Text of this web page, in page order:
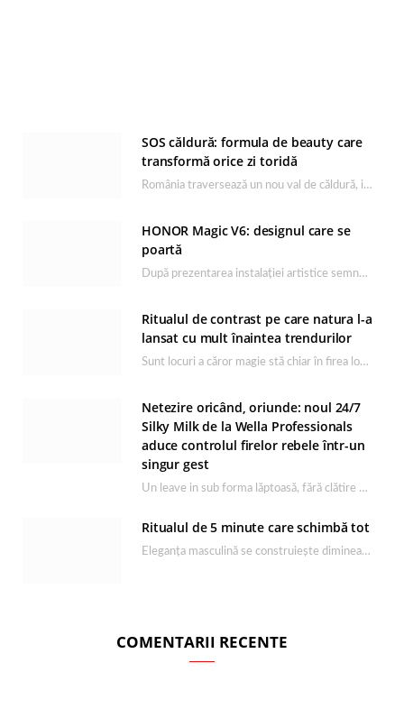
SOS căldură: formula de beauty care
transformă orice zi toridă
România traversează un nou val de căldură, iar rutina de îngrijire capătă un rol esențial…
HONOR Magic V6: designul care se
poartă
După prezentarea instalației artistice semnată de Catrinel Săbăciag în cadrul evenimentului de lansare HONOR Magic…
Ritualul de contrast pe care natura l-a
lansat cu mult înaintea trendurilor
Sunt locuri a căror magie stă chiar în firea lor naturală, iar Lacul Ursu din…
Netezire oricând, oriunde: noul 24/7
Silky Milk de la Wella Professionals
aduce controlul firelor rebele într-un
singur gest
Un leave in sub forma lăptoasă, fără clătire care completează rutina Ultimate Smooth și transformă…
Ritualul de 5 minute care schimbă tot
Eleganța masculină se construiește dimineața, în câteva minute și cu produsele potrivite. O rutină de…
COMENTARII RECENTE